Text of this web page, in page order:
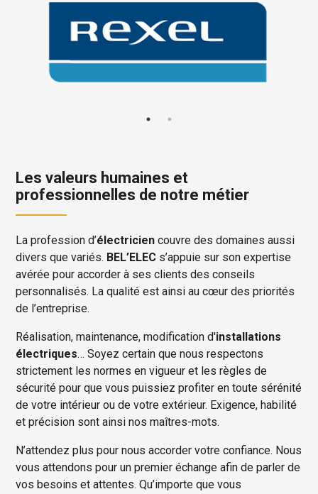
Les valeurs humaines et
professionnelles de notre métier
La profession d’électricien couvre des domaines aussi
divers que variés. BEL’ELEC s’appuie sur son expertise
avérée pour accorder à ses clients des conseils
personnalisés. La qualité est ainsi au cœur des priorités
de l’entreprise.
Réalisation, maintenance, modification d'installations
électriques… Soyez certain que nous respectons
strictement les normes en vigueur et les règles de
sécurité pour que vous puissiez profiter en toute sérénité
de votre intérieur ou de votre extérieur. Exigence, habilité
et précision sont ainsi nos maîtres-mots.
N’attendez plus pour nous accorder votre confiance. Nous
vous attendons pour un premier échange afin de parler de
vos besoins et attentes. Qu’importe que vous